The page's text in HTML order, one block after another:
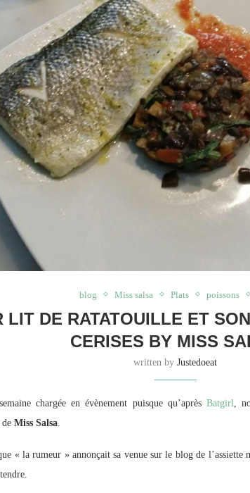
blog Miss salsa Plats poissons
LIT DE RATATOUILLE ET
CERISES BY MISS
written byJustedoeat
chargée en évènement puisque qu’aprèsBatgirl ,
de Miss Salsa
« la rumeur » annonçait sa venue sur le blog de l’assiette